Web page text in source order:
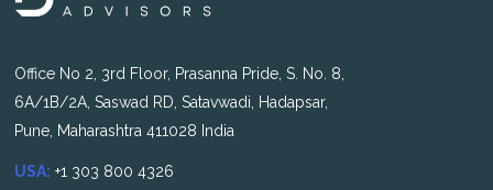
Office No 2, 3rd Floor, Prasanna Pride, S. No. 8,
6A/1B/2A, Saswad RD, Satavwadi, Hadapsar,
Pune, Maharashtra 411028 India
USA: +1 303 800 4326